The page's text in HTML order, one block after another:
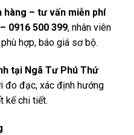
– tư vấn miễn phí
0916 500 399, nhân viên
hợp, báo giá sơ bộ.
tại Ngã Tư Phú Thứ
đo đạc, xác định hướng
kế chi tiết.